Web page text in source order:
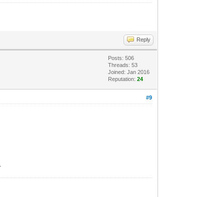
Reply
Posts: 506
Threads: 53
Joined: Jan 2016
Reputation:24
#9